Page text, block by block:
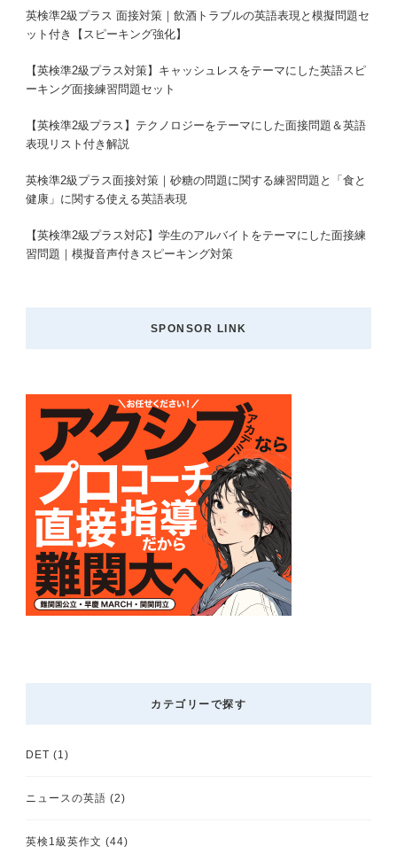
英検準2級プラス 面接対策｜飲酒トラブルの英語表現と模擬問題セ
ット付き【スピーキング強化】
【英検準2級プラス対策】キャッシュレスをテーマにした英語スピ
ーキング面接練習問題セット
【英検準2級プラス】テクノロジーをテーマにした面接問題＆英語
表現リスト付き解説
英検準2級プラス面接対策｜砂糖の問題に関する練習問題と「食と
健康」に関する使える英語表現
【英検準2級プラス対応】学生のアルバイトをテーマにした面接練
習問題｜模擬音声付きスピーキング対策
SPONSOR LINK
カテゴリーで探す
DET (1)
ニュースの英語 (2)
英検1級英作文 (44)